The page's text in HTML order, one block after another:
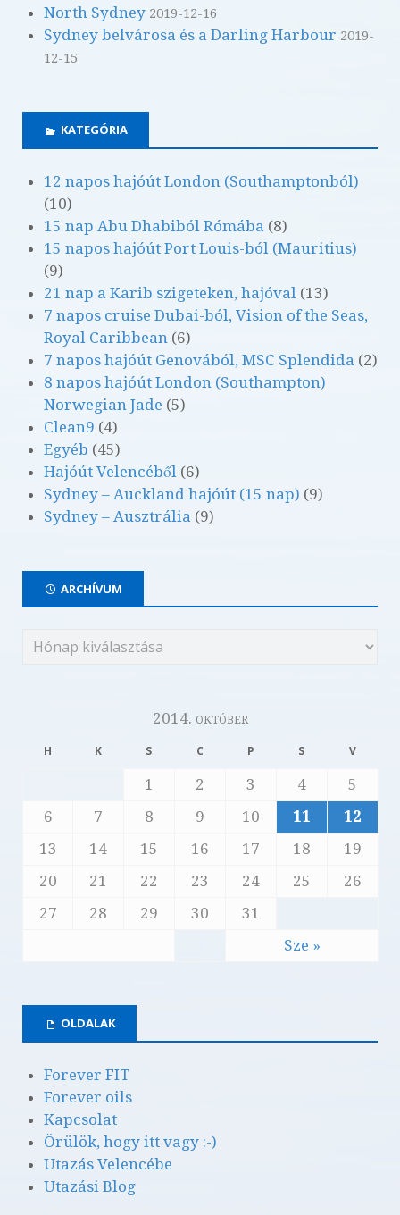
North Sydney 2019-12-16
Sydney belvárosa és a Darling Harbour 2019-
12-15
KATEGÓRIA
12 napos hajóút London (Southamptonból)
(10)
15 nap Abu Dhabiból Rómába (8)
15 napos hajóút Port Louis-ból (Mauritius)
(9)
21 nap a Karib szigeteken, hajóval (13)
7 napos cruise Dubai-ból, Vision of the Seas,
Royal Caribbean (6)
7 napos hajóút Genovából, MSC Splendida (2)
8 napos hajóút London (Southampton)
Norwegian Jade (5)
Clean9 (4)
Egyéb (45)
Hajóút Velencéből (6)
Sydney – Auckland hajóút (15 nap) (9)
Sydney – Ausztrália (9)
ARCHÍVUM
2014. október
H K S C P S V
Sze »
1 2 3 4
5
6
7 8 9 10 11
12
13
14 15 16 17 18
19
20
21 22 23 24 25
26
27
28 29 30 31
OLDALAK
Forever FIT
Forever oils
Kapcsolat
Örülök, hogy itt vagy :-)
Utazás Velencébe
Utazási Blog